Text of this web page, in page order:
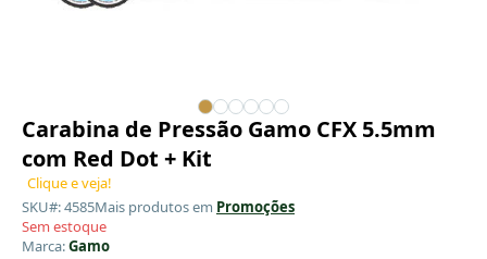
Carabina de Pressão Gamo CFX 5.5mm
com Red Dot + Kit
Clique e veja!
SKU#: 4585Mais produtos em Promoções
Sem estoque
Marca:Gamo